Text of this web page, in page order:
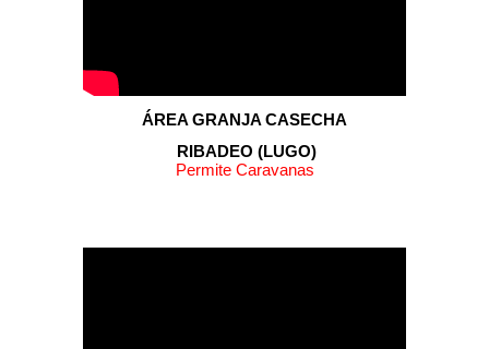
ÁREA GRANJA CASECHA
RIBADEO (LUGO)
Permite Caravanas